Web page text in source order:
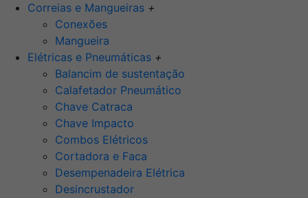
Correias e Mangueiras +
Conexões
Mangueira
Elétricas e Pneumáticas +
Balancim de sustentação
Calafetador Pneumático
Chave Catraca
Chave Impacto
Combos Elétricos
Cortadora e Faca
Desempenadeira Elétrica
Desincrustador